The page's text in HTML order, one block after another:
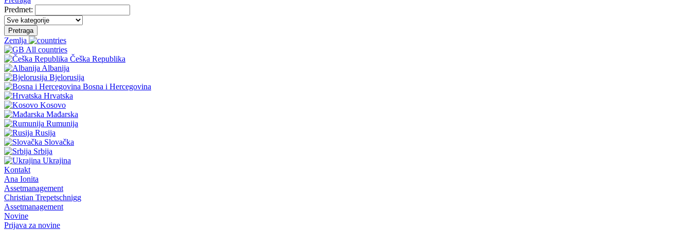
Predmet:
Pretraga
Zemlja
All countries
Češka Republika
Albanija
Bjelorusija
Bosna i Hercegovina
Hrvatska
Kosovo
Mađarska
Rumunija
Rusija
Slovačka
Srbija
Ukrajina
Kontakt
Ana Ionita
Assetmanagement
Christian Trepetschnigg
Assetmanagement
Novine
Prijava za novine